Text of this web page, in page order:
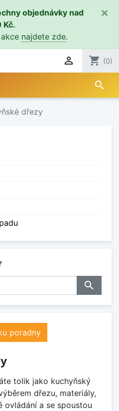
objednávky nad
Kč.
najdete zde.
×
 shopping_cart (0)
search
dřezy
search
poradny
tolik jako kuchyňský
dřezu, materiály,
a se spoustou